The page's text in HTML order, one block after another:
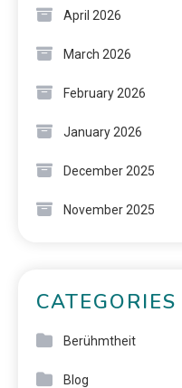
April 2026
March 2026
February 2026
January 2026
December 2025
November 2025
CATEGORIES
Berühmtheit
Blog